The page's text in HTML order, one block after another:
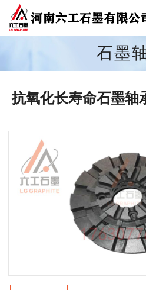
石墨
抗氧化长寿命石墨轴